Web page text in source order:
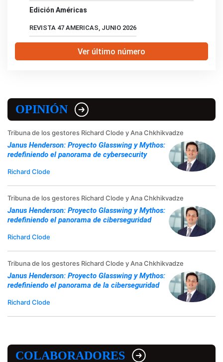
Edición Américas
REVISTA 47 AMERICAS, JUNIO 2026
Ver último número
OPINIÓN
Tribuna de los gestores Richard Clode y Ana Chkhikvadze
Janus Henderson: Proyecto Glasswing y Mythos:
redefiniendo el panorama de cybersecurity
Richard Clode
Tribuna de los gestores Richard Clode y Ana Chkhikvadze
Janus Henderson: Proyecto Glasswing y Mythos:
redefiniendo el panorama de ciberseguridad
Richard Clode
Tribuna de los gestores Richard Clode y Ana Chkhikvadze
Janus Henderson: Proyecto Glasswing y Mythos:
redefiniendo el panorama de la ciberseguridad
Richard Clode
COLABORADORES